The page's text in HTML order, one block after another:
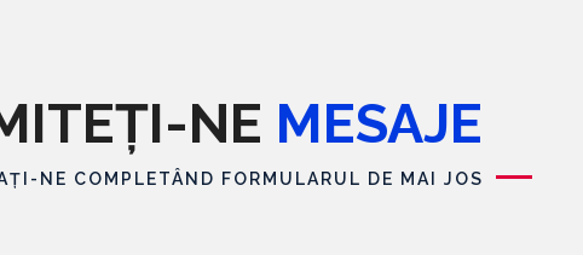
NE MESAJE
NE COMPLETÂND FORMULARUL DE MAI JOS